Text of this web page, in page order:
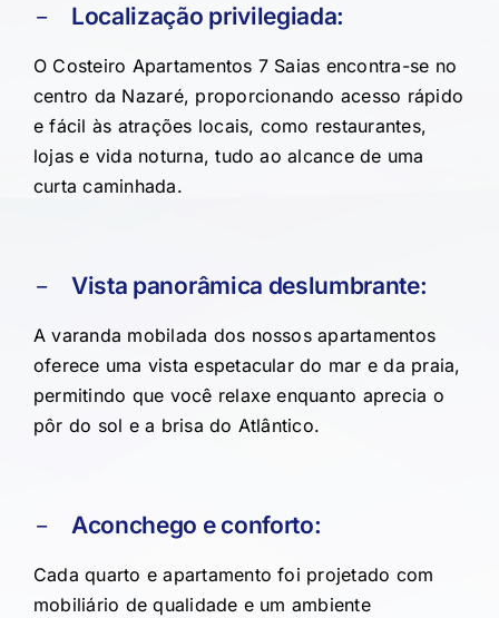
Localização privilegiada:
O Costeiro Apartamentos 7 Saias encontra-se no
centro da Nazaré, proporcionando acesso rápido
e fácil às atrações locais, como restaurantes,
lojas e vida noturna, tudo ao alcance de uma
curta caminhada.
Vista panorâmica deslumbrante:
A varanda mobilada dos nossos apartamentos
oferece uma vista espetacular do mar e da praia,
permitindo que você relaxe enquanto aprecia o
pôr do sol e a brisa do Atlântico.
Aconchego e conforto:
Cada quarto e apartamento foi projetado com
mobiliário de qualidade e um ambiente